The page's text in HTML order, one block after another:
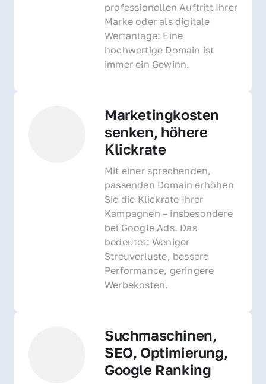
professionellen Auftritt Ihrer
Marke oder als digitale
Wertanlage: Eine
hochwertige Domain ist
immer ein Gewinn.
Marketingkosten
senken, höhere
Klickrate
Mit einer sprechenden,
passenden Domain erhöhen
Sie die Klickrate Ihrer
Kampagnen – insbesondere
bei Google Ads. Das
bedeutet: Weniger
Streuverluste, bessere
Performance, geringere
Werbekosten.
Suchmaschinen,
SEO, Optimierung,
Google Ranking